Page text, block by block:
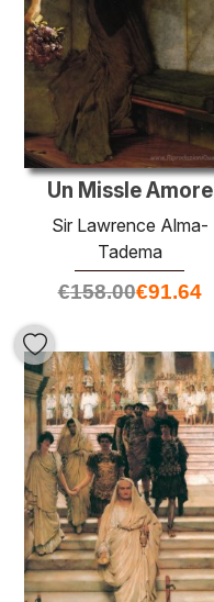
Un Missle Amore
Sir Lawrence Alma-
Tadema
€158.00€91.64